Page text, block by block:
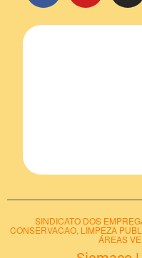
SINDICATO DOS
CONSERVACAO, LIMPEZA
ÁREAS